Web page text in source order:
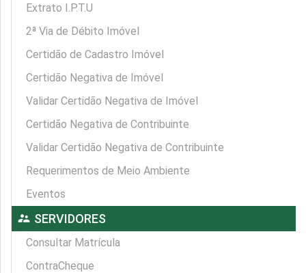
Extrato I.P.T.U
2ª Via de Débito Imóvel
Certidão de Cadastro Imóvel
Certidão Negativa de Imóvel
Validar Certidão Negativa de Imóvel
Certidão Negativa de Contribuinte
Validar Certidão Negativa de Contribuinte
Requerimentos de Meio Ambiente
Eventos
supervisor_account SERVIDORES
Consultar Matrícula
ContraCheque